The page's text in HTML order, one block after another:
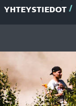
YHTEYSTIEDOT